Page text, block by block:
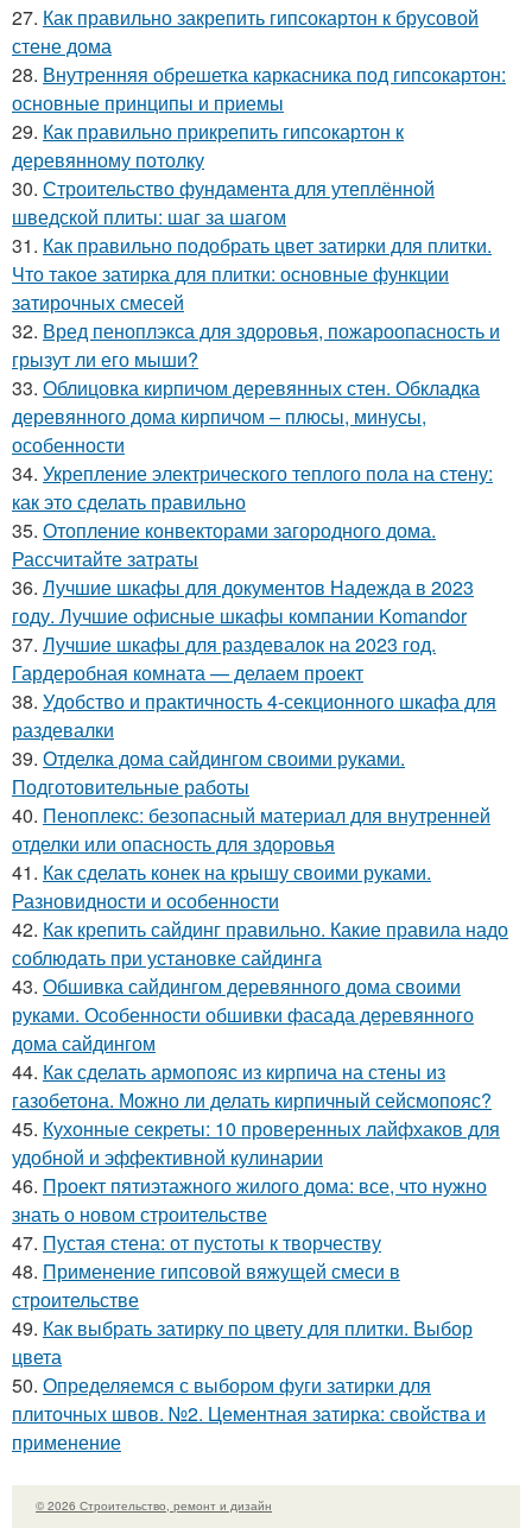
27. Как правильно закрепить гипсокартон к брусовой
стене дома
28. Внутренняя обрешетка каркасника под гипсокартон:
основные принципы и приемы
29. Как правильно прикрепить гипсокартон к
деревянному потолку
30. Строительство фундамента для утеплённой
шведской плиты: шаг за шагом
31. Как правильно подобрать цвет затирки для плитки.
Что такое затирка для плитки: основные функции
затирочных смесей
32. Вред пеноплэкса для здоровья, пожароопасность и
грызут ли его мыши?
33. Облицовка кирпичом деревянных стен. Обкладка
деревянного дома кирпичом – плюсы, минусы,
особенности
34. Укрепление электрического теплого пола на стену:
как это сделать правильно
35. Отопление конвекторами загородного дома.
Рассчитайте затраты
36. Лучшие шкафы для документов Надежда в 2023
году. Лучшие офисные шкафы компании Komandor
37. Лучшие шкафы для раздевалок на 2023 год.
Гардеробная комната — делаем проект
38. Удобство и практичность 4-секционного шкафа для
раздевалки
39. Отделка дома сайдингом своими руками.
Подготовительные работы
40. Пеноплекс: безопасный материал для внутренней
отделки или опасность для здоровья
41. Как сделать конек на крышу своими руками.
Разновидности и особенности
42. Как крепить сайдинг правильно. Какие правила надо
соблюдать при установке сайдинга
43. Обшивка сайдингом деревянного дома своими
руками. Особенности обшивки фасада деревянного
дома сайдингом
44. Как сделать армопояс из кирпича на стены из
газобетона. Можно ли делать кирпичный сейсмопояс?
45. Кухонные секреты: 10 проверенных лайфхаков для
удобной и эффективной кулинарии
46. Проект пятиэтажного жилого дома: все, что нужно
знать о новом строительстве
47. Пустая стена: от пустоты к творчеству
48. Применение гипсовой вяжущей смеси в
строительстве
49. Как выбрать затирку по цвету для плитки. Выбор
цвета
50. Определяемся с выбором фуги затирки для
плиточных швов. №2. Цементная затирка: свойства и
применение
© 2026 Строительство, ремонт и дизайн